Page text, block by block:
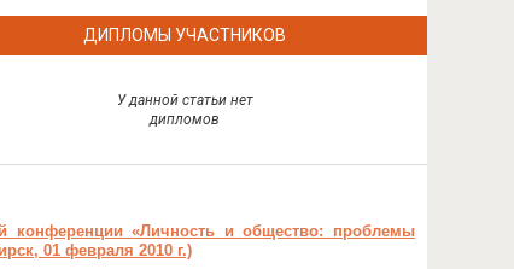
ДИПЛОМЫ УЧАСТНИКОВ
У данной статьи нет
дипломов
конференции«Личность и общество: проблемы
01 февраля 2010 г.)